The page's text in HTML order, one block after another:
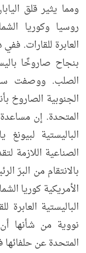
ومما يثير قلق
روسيا وكوريا
بنجاح صاروخًا
الصلب. ووصفت
الجنوبية الصاروخ
المتحدة. إن
الباليستية
الصناعية اللازمة
بالانتقام من البرّ
الأمريكية كوريا
الباليستية
نووية من شأنها
المتحدة عن